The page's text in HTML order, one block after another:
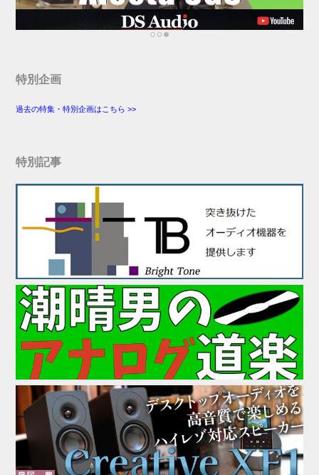
特別企画
過去の特集・特別企画はこちら >>
特別記事